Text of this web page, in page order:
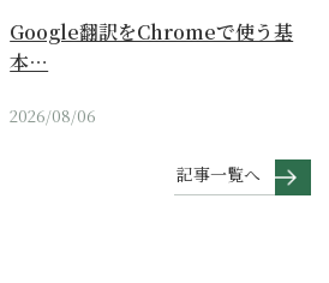
Google翻訳をChromeで使う基
本…
2026/08/06
記事一覧へ